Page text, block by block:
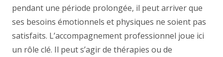
pendant une période prolongée, il peut arriver que
ses besoins émotionnels et physiques ne soient pas
satisfaits. L’accompagnement professionnel joue ici
un rôle clé. Il peut s’agir de thérapies ou de